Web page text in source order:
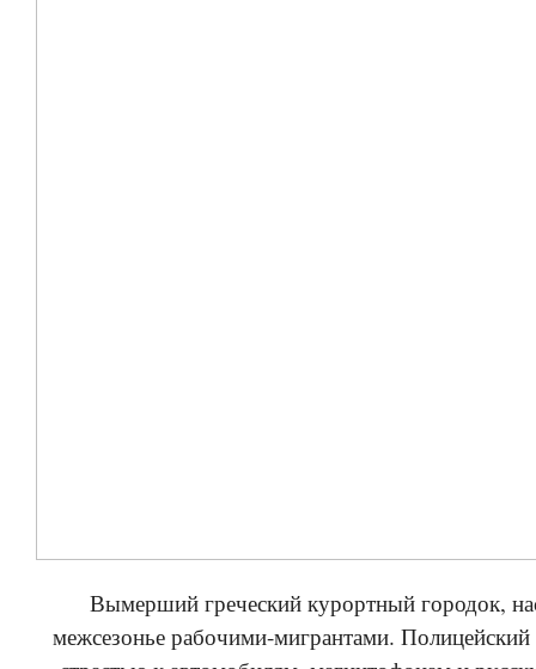
Вымерший греческий курортный городок,
межсезонье рабочими-мигрантами.